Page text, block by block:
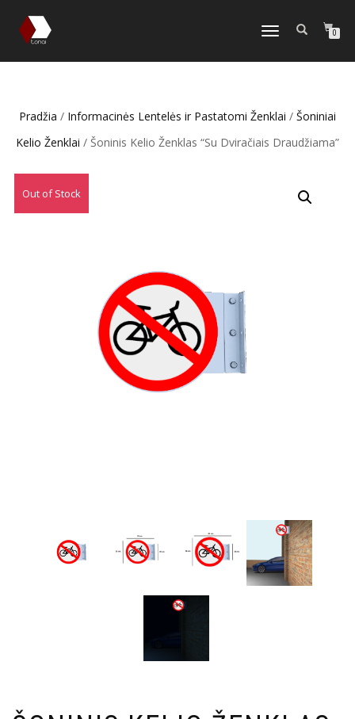
TOGGLE
0
Pradžia / Informacinės Lentelės ir Pastatomi Ženklai / Šoniniai
Kelio Ženklai / Šoninis Kelio Ženklas “Su Dviračiais Draudžiama”
Out of Stock